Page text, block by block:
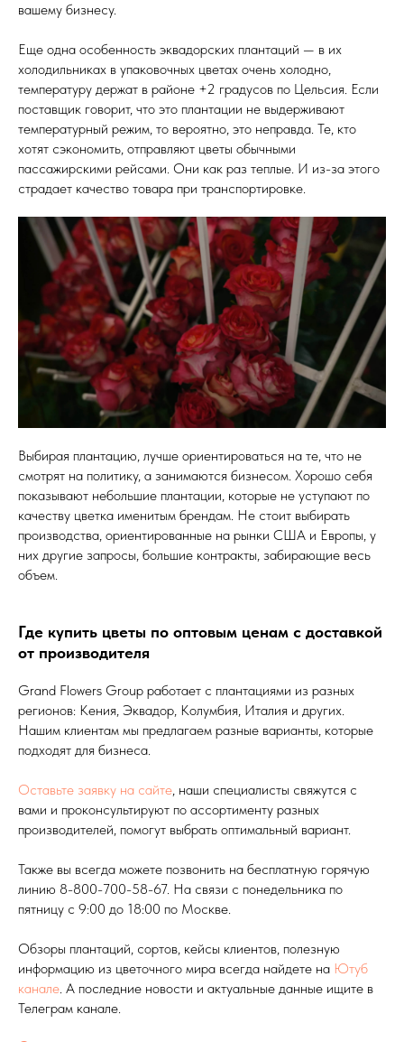
вашему бизнесу.
Еще одна особенность эквадорских плантаций — в их
холодильниках в упаковочных цветах очень холодно,
температуру держат в районе +2 градусов по Цельсия. Если
поставщик говорит, что это плантации не выдерживают
температурный режим, то вероятно, это неправда. Те, кто
хотят сэкономить, отправляют цветы обычными
пассажирскими рейсами. Они как раз теплые. И из-за этого
страдает качество товара при транспортировке.
Выбирая плантацию, лучше ориентироваться на те, что не
смотрят на политику, а занимаются бизнесом. Хорошо себя
показывают небольшие плантации, которые не уступают по
качеству цветка именитым брендам. Не стоит выбирать
производства, ориентированные на рынки США и Европы, у
них другие запросы, большие контракты, забирающие весь
объем.
Где купить цветы по оптовым ценам с доставкой
от производителя
Grand Flowers Group работает с плантациями из разных
регионов: Кения, Эквадор, Колумбия, Италия и других.
Нашим клиентам мы предлагаем разные варианты, которые
подходят для бизнеса.
Оставьте заявку на сайте, наши специалисты свяжутся с
вами и проконсультируют по ассортименту разных
производителей, помогут выбрать оптимальный вариант.
Также вы всегда можете позвонить на бесплатную горячую
линию 8-800-700-58-67. На связи с понедельника по
пятницу с 9:00 до 18:00 по Москве.
Обзоры плантаций, сортов, кейсы клиентов, полезную
информацию из цветочного мира всегда найдете на Ютуб
канале. А последние новости и актуальные данные ищите в
Телеграм канале.